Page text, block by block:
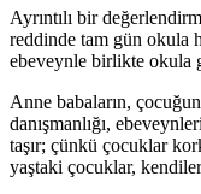
Ayrıntılı bir
reddinde tam gün okula
ebeveynle birlikte okula
Anne babaların,
danışmanlığı,
taşır; çünkü çocuklar
yaştaki çocuklar,